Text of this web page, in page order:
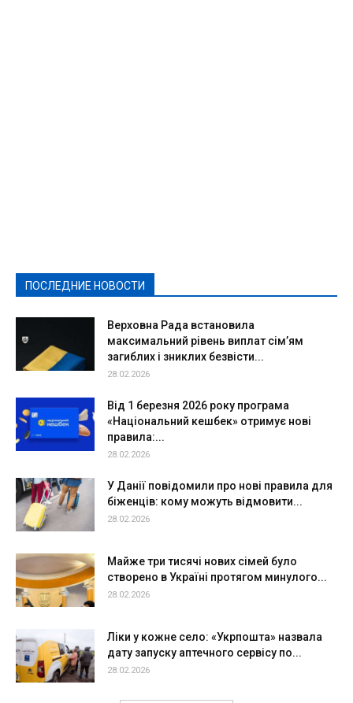
ПОСЛЕДНИЕ НОВОСТИ
Верховна Рада встановила
максимальний рівень виплат сім’ям
загиблих і зниклих безвісти...
28.02.2026
Від 1 березня 2026 року програма
«Національний кешбек» отримує нові
правила:...
28.02.2026
У Данії повідомили про нові правила для
біженців: кому можуть відмовити...
28.02.2026
Майже три тисячі нових сімей було
створено в Україні протягом минулого...
28.02.2026
Ліки у кожне село: «Укрпошта» назвала
дату запуску аптечного сервісу по...
28.02.2026